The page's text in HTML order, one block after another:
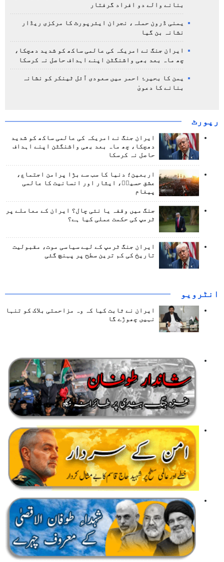
بنانے والے دو افراد گرفتار
یمنی ڈرون حملہ، نجران ایئرپورٹ کا مرکزی ریڈار
نشانہ بن گیا
ایران جنگ نے امریکہ کی عالمی ساکھ کو شدید دھچکا،
چھ ماہ بعد بھی واشنگٹن اپنے اہداف حاصل نہ کرسکا
یمن کا بحیرۂ احمر میں سعودی آئل ٹینکر کو نشانہ
بنانے کا دعویٰ
رپورٹ
ایران جنگ نے امریکہ کی عالمی ساکھ کو شدید
دھچکا، چھ ماہ بعد بھی واشنگٹن اپنے اہداف
حاصل نہ کرسکا
اربعین؛ دنیا کا سب سے بڑا پرامن اجتماع،
عشق حسینؑ، ایثار اور انسانیت کا عالمی
پیغام
جنگ میں وقفہ یا نئی چال؟ ایران کے معاملے پر
ٹرمپ کی حکمت عملی کیا ہے؟
ایران جنگ ٹرمپ کے لیے سیاسی موت، مقبولیت
تاریخ کی کم ترین سطح پر پہنچ گئی
انٹرويو
ایران نے ثابت کیا کہ وہ مزاحمتی بلاک کو تنہا
نہیں چھوڑے گا